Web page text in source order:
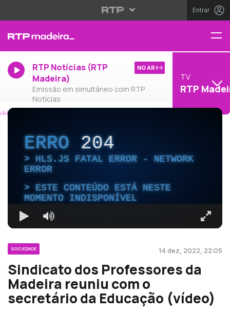
Entrar
RTP Notícias (RTP
Madeira)
Emissão em simultâneo com RTP
Notícias
NO AR
TV
RTP
ERRO204
HLS.JS FATAL ERROR - NETWORK
ERROR
ESTE CONTEÚDO ESTÁ NESTE
MOMENTO INDISPONÍVEL
SOCIEDADE 14 dez, 2022, 22:05
Sindicato dos Professores da
Madeira reuniu com o
secretário da Educação (vídeo)